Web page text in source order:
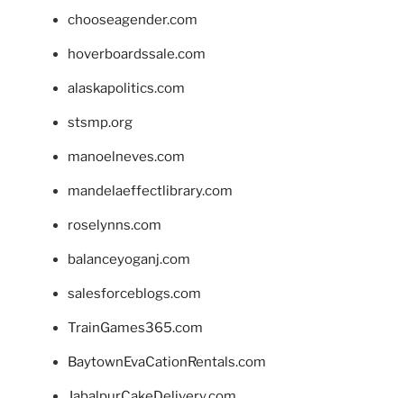
chooseagender.com
hoverboardssale.com
alaskapolitics.com
stsmp.org
manoelneves.com
mandelaeffectlibrary.com
roselynns.com
balanceyoganj.com
salesforceblogs.com
TrainGames365.com
BaytownEvaCationRentals.com